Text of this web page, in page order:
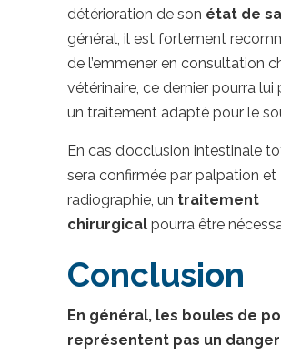
détérioration de son état de
général, il est fortement
de l’emmener en consultation
vétérinaire, ce dernier pourra lui
un traitement adapté pour le
En cas d’occlusion intestinale
sera confirmée par palpation et
radiographie, un traitement
chirurgical pourra être
Conclusion
En général, les boules de
représentent pas un